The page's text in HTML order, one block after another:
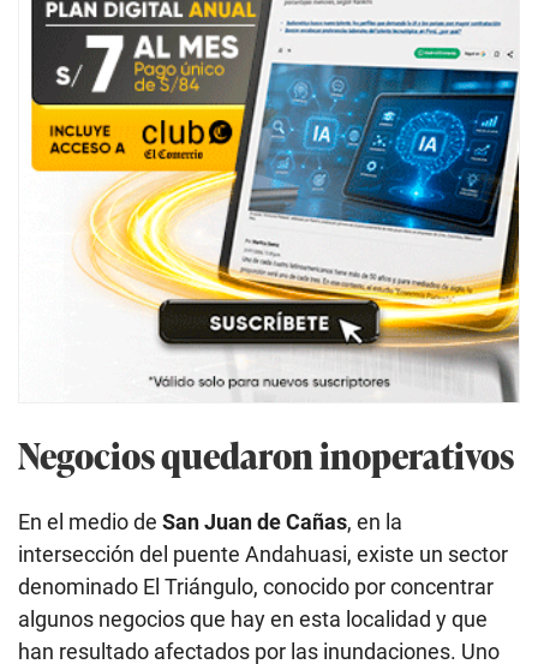
Negocios quedaron inoperativos
En el medio de San Juan de Cañas, en la
intersección del puente Andahuasi, existe un sector
denominado El Triángulo, conocido por concentrar
algunos negocios que hay en esta localidad y que
han resultado afectados por las inundaciones. Uno